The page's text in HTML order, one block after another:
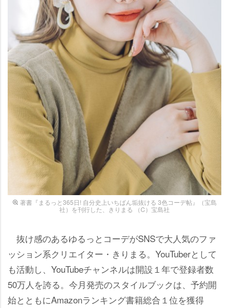
著書『まるっと365日! 自分史上いちばん垢抜ける 3色コーデ帖』（宝島
社）を刊行した、きりまる （C）宝島社
抜け感のあるゆるっとコーデがSNSで大人気のファ
ッション系クリエイター・きりまる。YouTuberとして
も活動し、YouTubeチャンネルは開設１年で登録者数
50万人を誇る。今月発売のスタイルブックは、予約開
始とともにAmazonランキング書籍総合１位を獲得